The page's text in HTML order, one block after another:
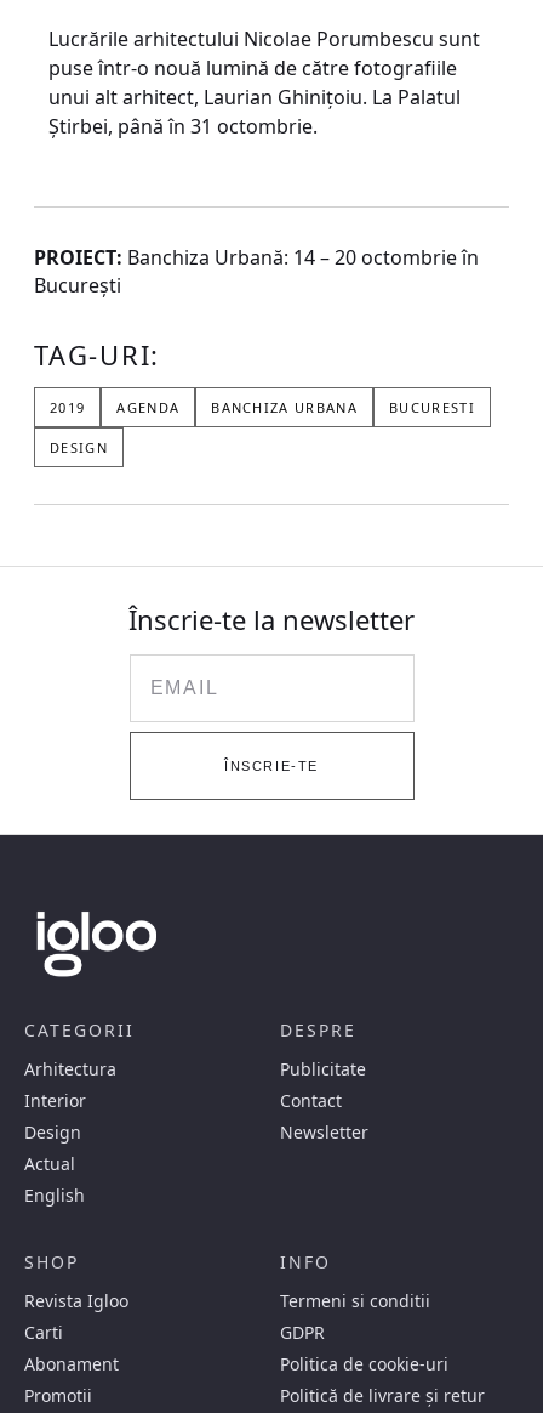
Lucrările arhitectului Nicolae Porumbescu sunt
puse într-o nouă lumină de către fotografiile
unui alt arhitect, Laurian Ghinițoiu. La Palatul
Știrbei, până în 31 octombrie.
PROIECT: Banchiza Urbană: 14 – 20 octombrie în
București
TAG-URI:
2019 AGENDA BANCHIZA URBANA BUCURESTI
DESIGN
Înscrie-te la newsletter
ÎNSCRIE-TE
CATEGORII
Arhitectura
Interior
Design
Actual
English
DESPRE
Publicitate
Contact
Newsletter
SHOP
Revista Igloo
Carti
Abonament
Promotii
INFO
Termeni si conditii
GDPR
Politica de cookie-uri
Politică de livrare și retur